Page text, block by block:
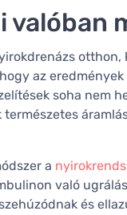
valóban
otthon,
az
soha nem
a
való
és